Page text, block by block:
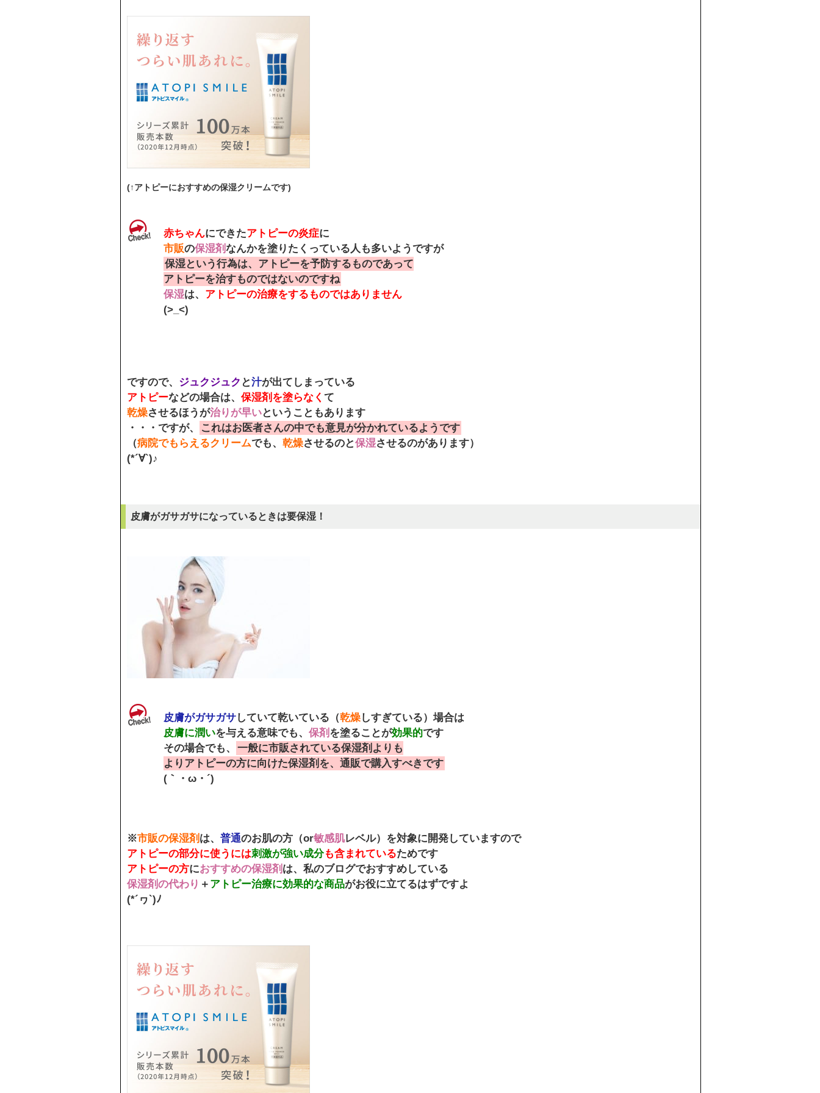
(↑アトピーにおすすめの保湿クリームです)
赤ちゃんにできたアトピーの炎症に
市販の保湿剤なんかを塗りたくっている人も多いようですが
保湿という行為は、アトピーを予防するものであって
アトピーを治すものではないのですね
保湿は、 アトピーの治療をするものではありません
(>_<)
ですので、 ジュクジュク と汁が出てしまっている
アトピーなどの場合は、 保湿剤を塗らなく て
乾燥させるほうが治りが早いということもあります
・・・ですが、
これはお医者さんの中でも意見が分かれているようです
（病院でもらえるクリームでも、 乾燥させるのと保湿させるのがあります）
(*´∀`)♪
皮膚がガサガサになっているときは要保湿！
皮膚がガサガサしていて乾いている（乾燥しすぎている）場合は
皮膚に潤いを与える意味でも、 保剤 を塗ることが効果的です
その場合でも、
一般に市販されている保湿剤よりも
よりアトピーの方に向けた保湿剤を、通販で購入すべきです
(｀・ω・´)
※市販の保湿剤 は、 普通のお肌の方（or敏感肌レベル）を対象に開発していますので
アトピーの部分に使うには刺激が強い成分も含まれているためです
アトピーの方におすすめの保湿剤 は、私のブログでおすすめしている
保湿剤の代わり ＋ アトピー治療に効果的な商品がお役に立てるはずですよ
(*´ヮ`)ﾉ